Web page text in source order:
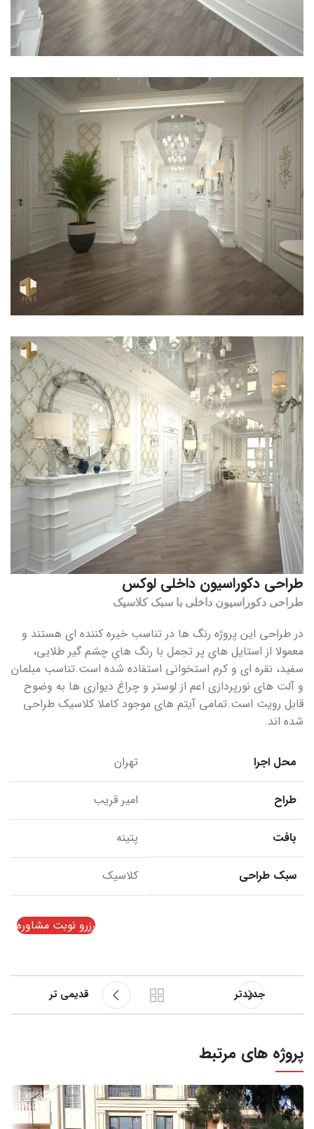
طراحی دکوراسیون داخلی لوکس
طراحی دکوراسیون داخلی با سبک کلاسیک
در طراحی این پروژه رنگ ها در تناسب خیره کننده ای هستند و
معمولا از استایل هایِ پر تجمل با رنگ هایِ چشم گیر طلایی،
سفید، نقره ای و کرم استخوانی استفاده شده است.تناسب مبلمان
و آلت های نورپردازی اعم از لوستر و چراغ دیواری ها به وضوح
قابل رویت است.تمامی آیتم های موجود کاملا کلاسیک طراحی
شده اند.
محل اجرا تهران
طراح امیر قریب
بافت پتینه
سبک طراحی کلاسیک
رزرو نوبت مشاوره
جدیدتر قدیمی تر
پروژه های مرتبط